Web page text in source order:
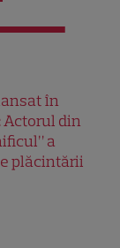
în
Actorul din
a
plăcintării